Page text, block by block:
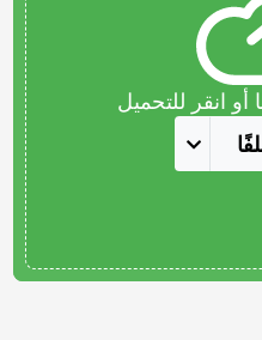
انقر للتحميل